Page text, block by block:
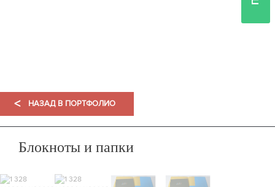
< НАЗАД В ПОРТФОЛИО
Блокноты и папки